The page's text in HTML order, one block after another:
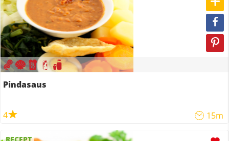
Pindasaus
4 15m